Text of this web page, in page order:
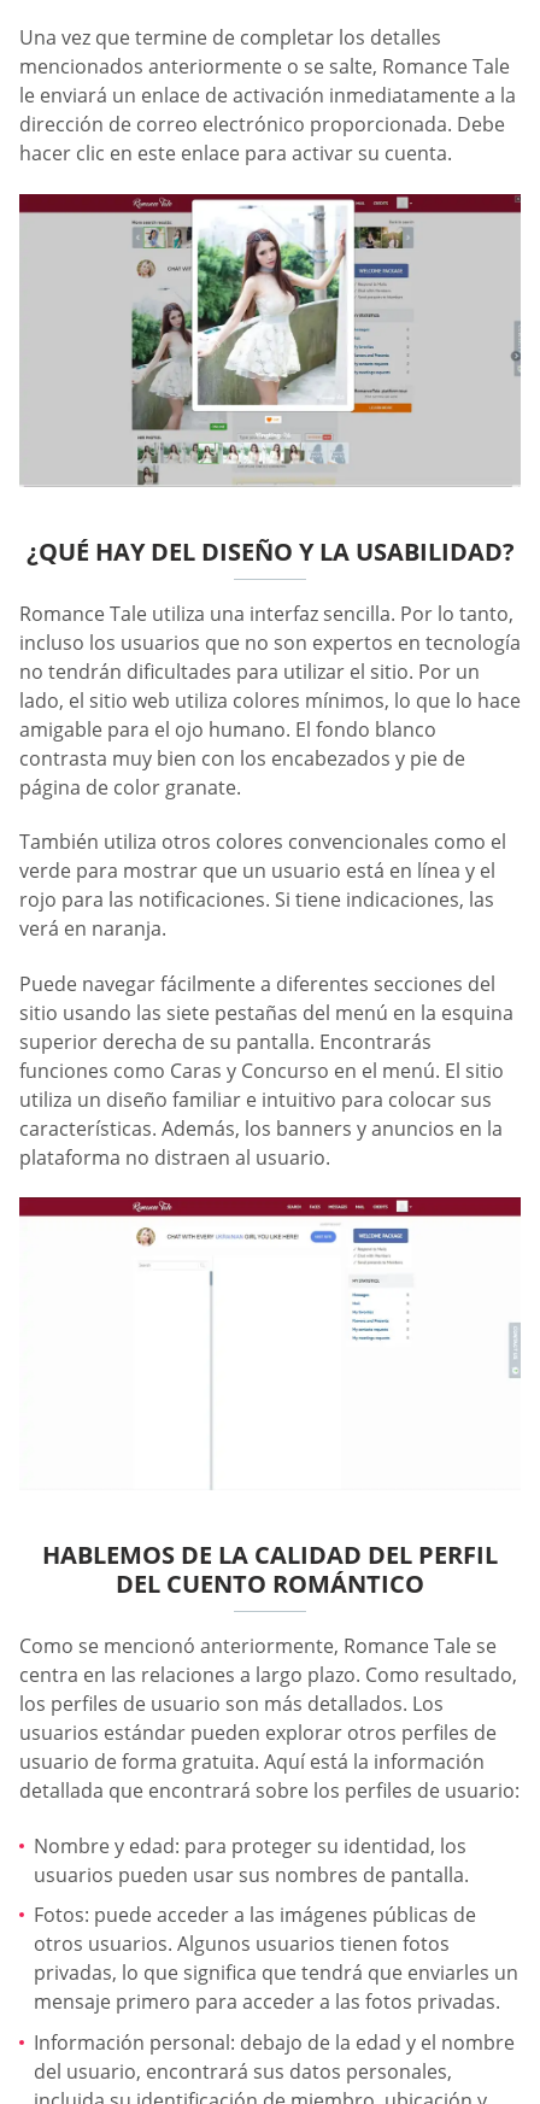
Una vez que termine de completar los detalles
mencionados anteriormente o se salte, Romance Tale
le enviará un enlace de activación inmediatamente a la
dirección de correo electrónico proporcionada. Debe
hacer clic en este enlace para activar su cuenta.
¿QUÉ HAY DEL DISEÑO Y LA USABILIDAD?
Romance Tale utiliza una interfaz sencilla. Por lo tanto,
incluso los usuarios que no son expertos en tecnología
no tendrán dificultades para utilizar el sitio. Por un
lado, el sitio web utiliza colores mínimos, lo que lo hace
amigable para el ojo humano. El fondo blanco
contrasta muy bien con los encabezados y pie de
página de color granate.
También utiliza otros colores convencionales como el
verde para mostrar que un usuario está en línea y el
rojo para las notificaciones. Si tiene indicaciones, las
verá en naranja.
Puede navegar fácilmente a diferentes secciones del
sitio usando las siete pestañas del menú en la esquina
superior derecha de su pantalla. Encontrarás
funciones como Caras y Concurso en el menú. El sitio
utiliza un diseño familiar e intuitivo para colocar sus
características. Además, los banners y anuncios en la
plataforma no distraen al usuario.
HABLEMOS DE LA CALIDAD DEL PERFIL
DEL CUENTO ROMÁNTICO
Como se mencionó anteriormente, Romance Tale se
centra en las relaciones a largo plazo. Como resultado,
los perfiles de usuario son más detallados. Los
usuarios estándar pueden explorar otros perfiles de
usuario de forma gratuita. Aquí está la información
detallada que encontrará sobre los perfiles de usuario:
Nombre y edad: para proteger su identidad, los
usuarios pueden usar sus nombres de pantalla.
Fotos: puede acceder a las imágenes públicas de
otros usuarios. Algunos usuarios tienen fotos
privadas, lo que significa que tendrá que enviarles un
mensaje primero para acceder a las fotos privadas.
Información personal: debajo de la edad y el nombre
del usuario, encontrará sus datos personales,